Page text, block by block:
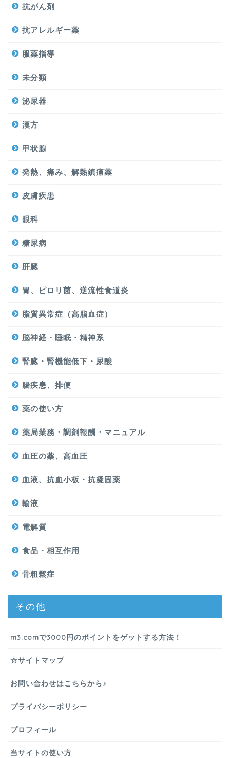
抗がん剤
抗アレルギー薬
服薬指導
未分類
泌尿器
漢方
甲状腺
発熱、痛み、解熱鎮痛薬
皮膚疾患
眼科
糖尿病
肝臓
胃、ピロリ菌、逆流性食道炎
脂質異常症（高脂血症）
脳神経・睡眠・精神系
腎臓・腎機能低下・尿酸
腸疾患、排便
薬の使い方
薬局業務・調剤報酬・マニュアル
血圧の薬、高血圧
血液、抗血小板・抗凝固薬
輸液
電解質
食品・相互作用
骨粗鬆症
その他
m3.comで3000円のポイントをゲットする方法！
☆サイトマップ
お問い合わせはこちらから♪
プライバシーポリシー
プロフィール
当サイトの使い方